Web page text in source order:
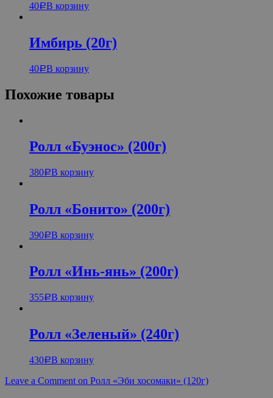
40РВ корзину
Имбирь (20г)
40РВ корзину
Похожие товары
Ролл «Буэнос» (200г)
380РВ корзину
Ролл «Бонито» (200г)
390РВ корзину
Ролл «Инь-янь» (200г)
355РВ корзину
Ролл «Зеленый» (240г)
430РВ корзину
Leave a Comment on Ролл «Эби хосомаки» (120г)